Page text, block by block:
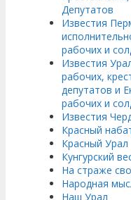
Депутатов
Известия
рабочих и
Известия
рабочих,
депутатов и
рабочих и
Известия
Красный
Красный Урал
Кунгурский
На страже
Народная
Наш Урал